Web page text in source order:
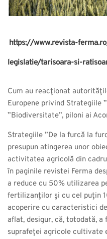
https://www.revista-
legislatie/tarisoara-si-
Cum au reacţionat
Europene privind Strategiile
”Biodiversitate”, piloni ai
Strategiile ”De la furcă la
presupun atingerea unor
activitatea agricolă din
în paginile revistei Ferma
a reduce cu 50% utilizarea
fertilizanţilor şi cu cel puţin
acoperire cu caracteristici
aflat, desigur, că, totodată,
suprafeţei agricole cultivate